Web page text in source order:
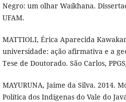
Negro: um olhar Waíkhana.
UFAM.
MATTIOLI, Érica Aparecida
universidade: ação afirmativa e a
Tese de Doutorado. São Carlos,
MAYURUNA, Jaime da Silva. 2014.
Política dos Indígenas do Vale do